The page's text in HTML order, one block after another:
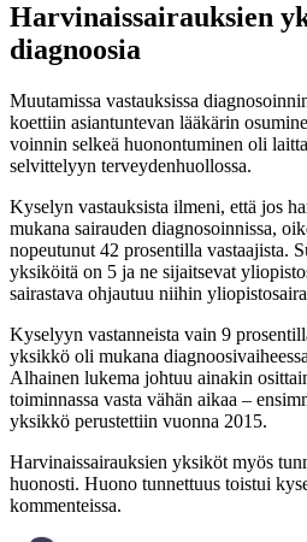
Harvinaissairauksien
diagnoosia
Muutamissa vastauksissa
koettiin asiantuntevan lääkärin
voinnin selkeä huonontuminen oli
selvittelyyn terveydenhuollossa.
Kyselyn vastauksista ilmeni, että jos
mukana sairauden diagnosoinnissa,
nopeutunut 42 prosentilla vastaajista.
yksiköitä on 5 ja ne sijaitsevat
sairastava ohjautuu niihin
Kyselyyn vastanneista vain 9
yksikkö oli mukana
Alhainen lukema johtuu ainakin
toiminnassa vasta vähän aikaa –
yksikkö perustettiin vuonna 2015.
Harvinaissairauksien yksiköt myös
huonosti. Huono tunnettuus toistui
kommenteissa.